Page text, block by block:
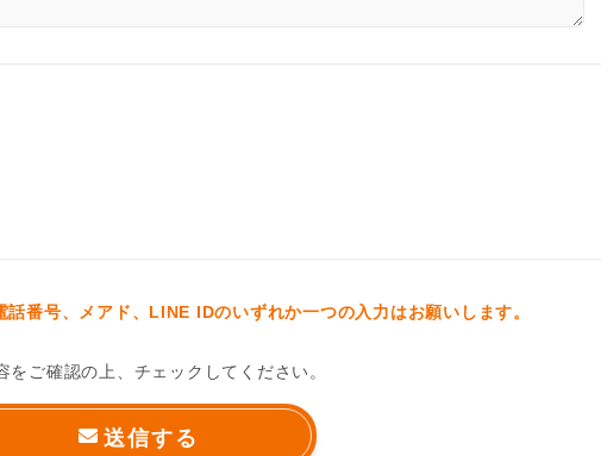
番号、メアド、LINE IDのいずれか一つの入力はお願いします。
をご確認の上、チェックしてください。